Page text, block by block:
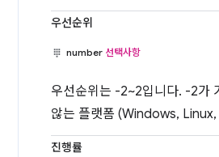
우선순위
number 선택사항
우선순위는 -2~2입니다. -2가
않는 플랫폼 (Windows,
진행률